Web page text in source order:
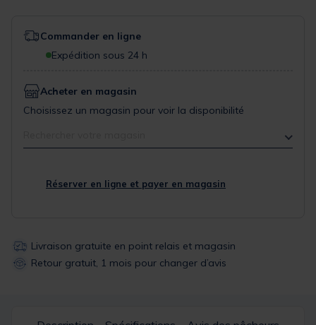
Commander en ligne
Expédition sous 24 h
Acheter en magasin
Choisissez un magasin pour voir la disponibilité
Réserver en ligne et payer en magasin
Livraison gratuite en point relais et magasin
Retour gratuit, 1 mois pour changer d’avis